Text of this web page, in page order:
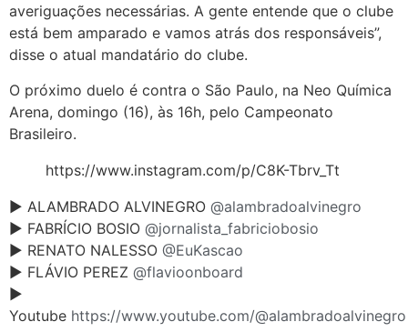
averiguações necessárias. A gente entende que o clube
está bem amparado e vamos atrás dos responsáveis”,
disse o atual mandatário do clube.
O próximo duelo é contra o São Paulo, na Neo Química
Arena, domingo (16), às 16h, pelo Campeonato
Brasileiro.
https://www.instagram.com/p/C8K-Tbrv_Tt
► ALAMBRADO ALVINEGRO @alambradoalvinegro
► FABRÍCIO BOSIO @jornalista_fabriciobosio
► RENATO NALESSO @EuKascao
► FLÁVIO PEREZ @flavioonboard
►
Youtube https://www.youtube.com/@alambradoalvinegro